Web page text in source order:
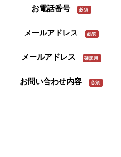
お電話番号 必須
メールアドレス 必須
メールアドレス 確認用
お問い合わせ内容 必須